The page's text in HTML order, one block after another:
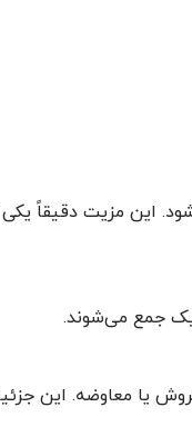
این مزیت دقیقاً
جمع می‌شوند.
یا معاوضه. این